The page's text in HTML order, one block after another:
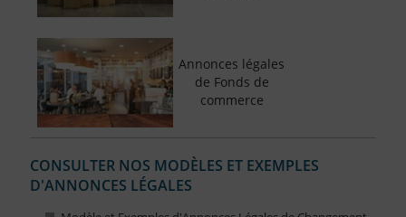
Annonces légales
de Fonds de
commerce
CONSULTER NOS MODÈLES ET EXEMPLES
D'ANNONCES LÉGALES